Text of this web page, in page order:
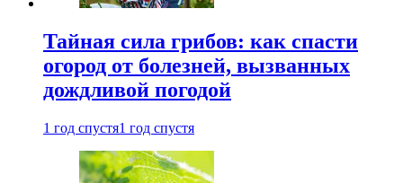
Тайная сила грибов: как спасти
огород от болезней, вызванных
дождливой погодой
1 год спустя1 год спустя